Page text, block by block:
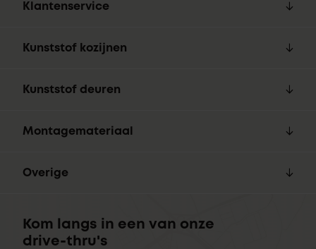
Klantenservice
Kunststof kozijnen
Kunststof deuren
Montagemateriaal
Overige
Kom langs in een van onze
drive-thru's